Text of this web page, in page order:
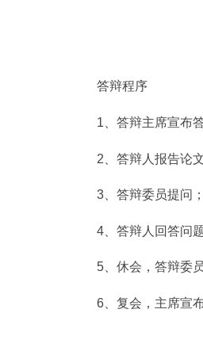
答辩程序
1、答辩主席宣布
2、答辩人报告论
3、答辩委员提问；
4、答辩人回答问题
5、休会，答辩委
6、复会，主席宣